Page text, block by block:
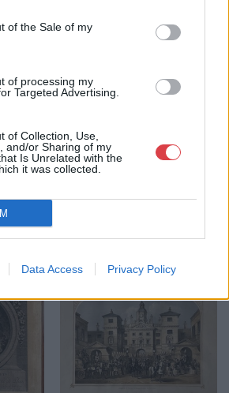
of the Sale of my
of processing my
Targeted Advertising.
of Collection, Use,
and/or Sharing of my
Is Unrelated with the
it was collected.
Data Access Privacy Policy
kiegészítette az addigi tevékenységét
Portobello Aukciósház. 2022-től saját
árverésünket. www.aukcio.net
MŰTÁRGYAI